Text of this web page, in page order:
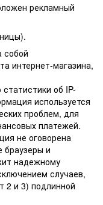
рекламный
собой
интернет-магазина,
об IP-
используется
проблем, для
платежей.
не оговорена
браузеры и
надежному
случаев,
2 и 3) подлинной